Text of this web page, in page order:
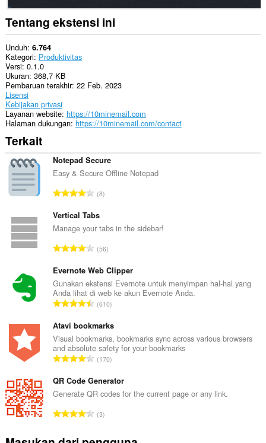
This
extension
can
create
rich
notifications
and
display
them
to
you
in
the
system
tray.
Ekstensi
ini
bisa
mengakses
tab
aktivitas
browsing
Anda.
Tentang ekstensi ini
Unduh 6.764
Kategori Produktivitas
Versi 0.1.0
Ukuran 368,7 KB
Pembaruan terakhir 22 Feb. 2023
Lisensi
Kebijakan privasi
Layanan website https://10minemail.com
Halaman dukungan https://10minemail.com/contact
Terkait
Notepad Secure
Easy & Secure Offline Notepad
J
m
l
h
o
t
a
p
e
n
d
p
a
:
8
Vertical Tabs
Manage your tabs in the sidebar!
J
m
l
a
h
o
t
a
p
e
d
p
56
Evernote Web Clipper
Gunakan ekstensi Evernote untuk menyimpan hal-hal yang
Anda lihat di web ke akun Evernote Anda.
J
m
l
a
h
o
t
a
610
Atavi bookmarks
Visual bookmarks, bookmarks sync across various browsers
and absolute safety for your bookmarks
J
m
l
h
170
QR Code Generator
Generate QR codes for the current page or any link.
J
m
3